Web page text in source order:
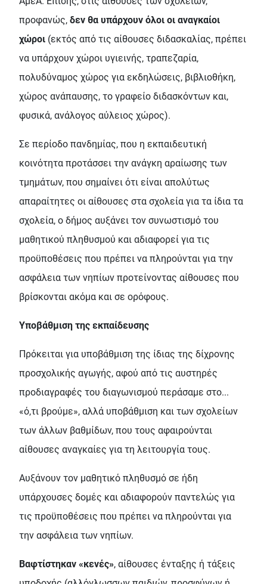
προφανώς, δεν θα υπάρχουν όλοι οι αναγκαίοι
χώροι (εκτός από τις αίθουσες διδασκαλίας, πρέπει
να υπάρχουν χώροι υγιεινής, τραπεζαρία,
πολυδύναμος χώρος για εκδηλώσεις, βιβλιοθήκη,
χώρος ανάπαυσης, το γραφείο διδασκόντων και,
φυσικά, ανάλογος αύλειος χώρος).
Σε περίοδο πανδημίας, που η εκπαιδευτική
κοινότητα προτάσσει την ανάγκη αραίωσης των
τμημάτων, που σημαίνει ότι είναι απολύτως
απαραίτητες οι αίθουσες στα σχολεία για τα ίδια τα
σχολεία, ο δήμος αυξάνει τον συνωστισμό του
μαθητικού πληθυσμού και αδιαφορεί για τις
προϋποθέσεις που πρέπει να πληρούνται για την
ασφάλεια των νηπίων προτείνοντας αίθουσες που
βρίσκονται ακόμα και σε ορόφους.
Υποβάθμιση της εκπαίδευσης
Πρόκειται για υποβάθμιση της ίδιας της δίχρονης
προσχολικής αγωγής, αφού από τις αυστηρές
προδιαγραφές του διαγωνισμού περάσαμε στο...
«ό,τι βρούμε», αλλά υποβάθμιση και των σχολείων
των άλλων βαθμίδων, που τους αφαιρούνται
αίθουσες αναγκαίες για τη λειτουργία τους.
Αυξάνουν τον μαθητικό πληθυσμό σε ήδη
υπάρχουσες δομές και αδιαφορούν παντελώς για
τις προϋποθέσεις που πρέπει να πληρούνται για
την ασφάλεια των νηπίων.
Βαφτίστηκαν «κενές», αίθουσες ένταξης ή τάξεις